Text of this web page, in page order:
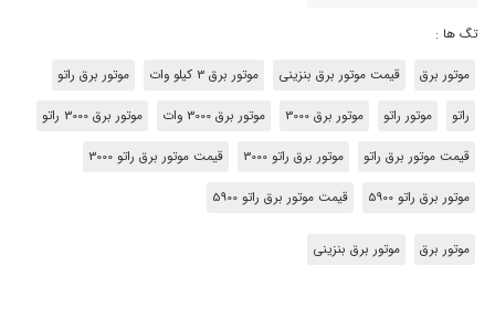
تگ ها :
موتور برق قیمت موتور برق بنزینی موتور برق 3 کیلو وات موتور برق راتو
راتو موتور راتو موتور برق 3000 موتور برق 3000 وات موتور برق 3000 راتو
قیمت موتور برق راتو موتور برق راتو 3000 قیمت موتور برق راتو 3000
موتور برق راتو 5900 قیمت موتور برق راتو 5900
موتور برق موتور برق بنزینی